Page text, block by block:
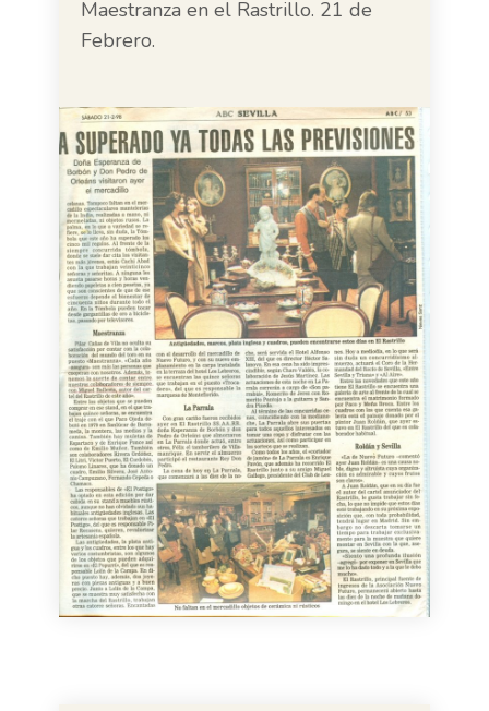
Maestranza en el Rastrillo. 21 de
Febrero.